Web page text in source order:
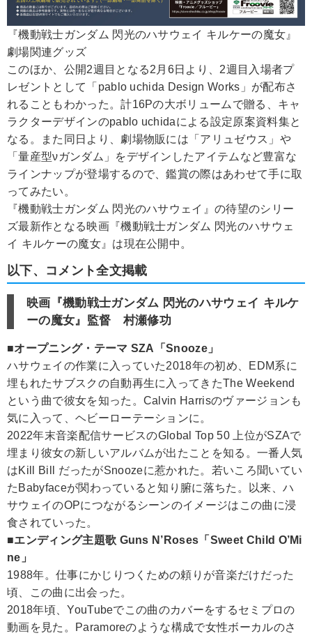
『機動戦士ガンダム 閃光のハサウェイ キルケーの魔女』
劇場関連グッズ
このほか、公開2週目となる2月6日より、2週目入場者プ
レゼントとして「pablo uchida Design Works」が配布さ
れることもわかった。計16Pの大ボリュームで贈る、キャ
ラクターデザインのpablo uchidaによる設定原案資料集と
なる。また同日より、劇場物販には「アリュゼウス」や
「量産型νガンダム」をデザインしたアイテムなど豊富な
ラインナップが登場するので、鑑賞の際はあわせて手に取
ってみたい。
『機動戦士ガンダム 閃光のハサウェイ』の待望のシリー
ズ最新作となる映画『機動戦士ガンダム 閃光のハサウェ
イ キルケーの魔女』は現在公開中。
以下、コメント全文掲載
映画『機動戦士ガンダム 閃光のハサウェイ キルケ
ーの魔女』監督 村瀬修功
■オープニング・テーマ SZA「Snooze」
ハサウェイの作業に入っていた2018年の初め、EDM系に
埋もれたサブスクの自動再生に入ってきたThe Weekend
という曲で彼女を知った。Calvin Harrisのヴァージョンも
気に入って、ヘビーローテーションに。
2022年末音楽配信サービスのGlobal Top 50 上位がSZAで
埋まり彼女の新しいアルバムが出たことを知る。一番人気
はKill Bill だったがSnoozeに惹かれた。若いころ聞いてい
たBabyfaceが関わっていると知り腑に落ちた。以来、ハ
サウェイのOPにつながるシーンのイメージはこの曲に浸
食されていった。
■エンディング主題歌 Guns N’Roses「Sweet Child O’Mi
ne」
1988年。仕事にかじりつくための頼りが音楽だけだった
頃、この曲に出会った。
2018年頃、YouTubeでこの曲のカバーをするセミプロの
動画を見た。Paramoreのような構成で女性ボーカルのさ